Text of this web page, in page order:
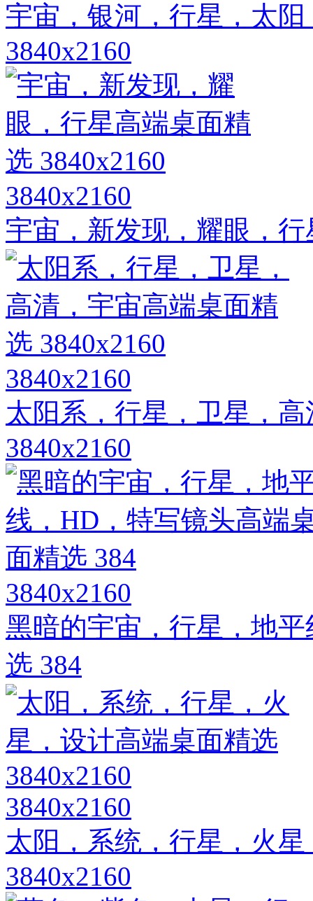
宇宙，银河，行星，太
3840x2160
3840x2160
宇宙，新发现，耀眼，
3840x2160
太阳系，行星，卫星，
3840x2160
3840x2160
黑暗的宇宙，行星，地
选 384
3840x2160
太阳，系统，行星，火
3840x2160